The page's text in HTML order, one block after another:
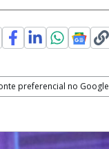
preferencial no Google